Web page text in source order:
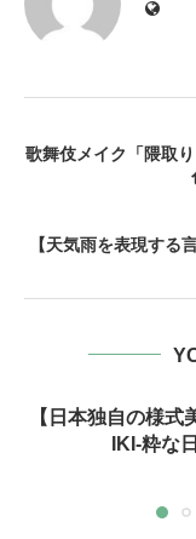
歌舞伎メイク「隈取
【天気雨を表現する
【日本独自の様
IKI-粋な